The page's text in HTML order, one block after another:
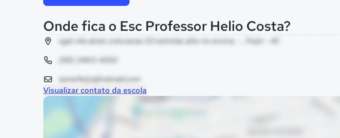
Onde fica o Esc Professor Helio Costa?
sgal vila alves colocacao 03 estrelas alto rio envira, - , Feijó - AC
(68) 3463-4002
semefeijo@hotmail.com
Visualizar contato da escola